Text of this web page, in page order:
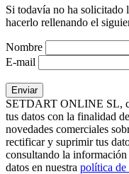
Si todavía no ha solicitado
hacerlo rellenando el
Nombre
E-mail
SETDART ONLINE SL,
tus datos con la finalidad
novedades comerciales
rectificar y suprimir tus
consultando la
datos en nuestra política de